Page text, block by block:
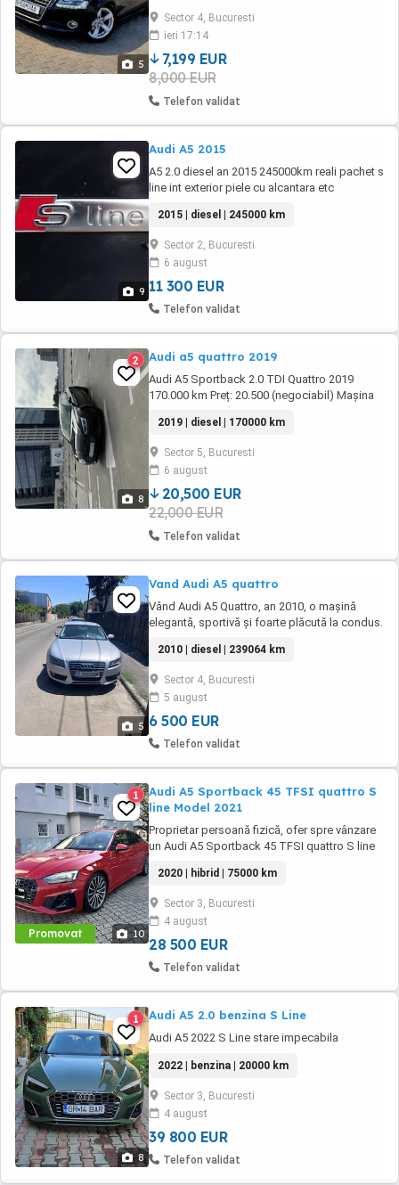
5
Klimatronic Închidere Centralizata Abs,Est
Unic proprietar Se oferă Factura
Sector 4, Bucuresti
ieri 17:14
7,199 EUR
8,000 EUR
Telefon validat
9
Audi A5 2015
A5 2.0 diesel an 2015 245000km reali pachet s
line int exterior piele cu alcantara etc
2015 | diesel | 245000 km
Sector 2, Bucuresti
6 august
11 300 EUR
Telefon validat
8
2 Audi a5 quattro 2019
Audi A5 Sportback 2.0 TDI Quattro 2019
170.000 km Preț: 20.500 (negociabil) Mașina
Detalii generale: An fabricație: 2019
Motorizare: 2.0 TDI 190 CP (140 kW) Cutie de
viteze: Automată Tracțiune: Integrală
(Quattro) Caroserie: ...
2019 | diesel | 170000 km
Sector 5, Bucuresti
6 august
20,500 EUR
22,000 EUR
Telefon validat
5
Vand Audi A5 quattro
Vând Audi A5 Quattro, an 2010, o mașină
elegantă, sportivă și foarte plăcută la condus.
aderență excelente, atât în oraș, cât și la drum
lung. An fabricație: 2010 Tracțiune: Quattro
4x4 Caroserie: Coupe Motor: 1968 cm
Kilometri: 239064 km Cutie de viteze: ...
2010 | diesel | 239064 km
Sector 4, Bucuresti
5 august
6 500 EUR
Telefon validat
Promovat 10
1
Audi A5 Sportback 45 TFSI quattro S
line Model 2021
Proprietar persoană fizică, ofer spre vânzare
un Audi A5 Sportback 45 TFSI quattro S line
confirmat de seria VIN). Autoturismul este într-
o stare foarte bună, întreținut exclusiv în
reprezentanțe și service-uri autorizate Audi,
cu istoric complet de service. Mașina ...
2020 | hibrid | 75000 km
Sector 3, Bucuresti
4 august
28 500 EUR
Telefon validat
8
1 Audi A5 2.0 benzina S Line
Audi A5 2022 S Line stare impecabila
2022 | benzina | 20000 km
Sector 3, Bucuresti
4 august
39 800 EUR
Telefon validat